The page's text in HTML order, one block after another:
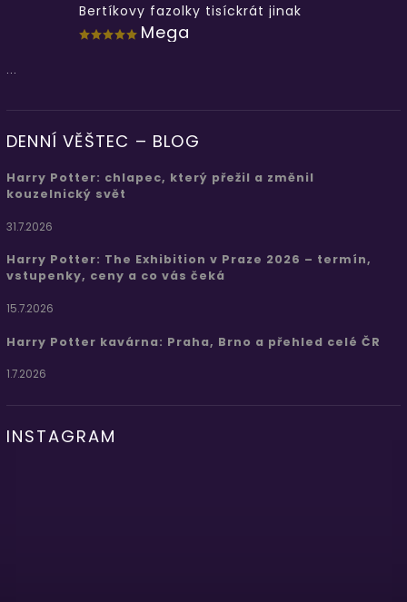
Bertíkovy fazolky tisíckrát jinak
Mega
...
DENNÍ VĚŠTEC – BLOG
Harry Potter: chlapec, který přežil a změnil
kouzelnický svět
31.7.2026
Harry Potter: The Exhibition v Praze 2026 – termín,
vstupenky, ceny a co vás čeká
15.7.2026
Harry Potter kavárna: Praha, Brno a přehled celé ČR
1.7.2026
INSTAGRAM